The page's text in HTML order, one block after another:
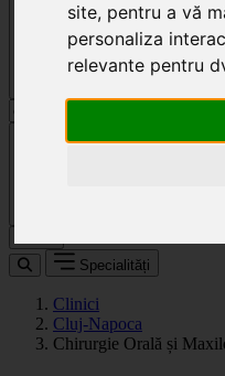
site, pentru a vă
personaliza
relevante pentru
Specialități
Clinici
Cluj-Napoca
Chirurgie Orală și